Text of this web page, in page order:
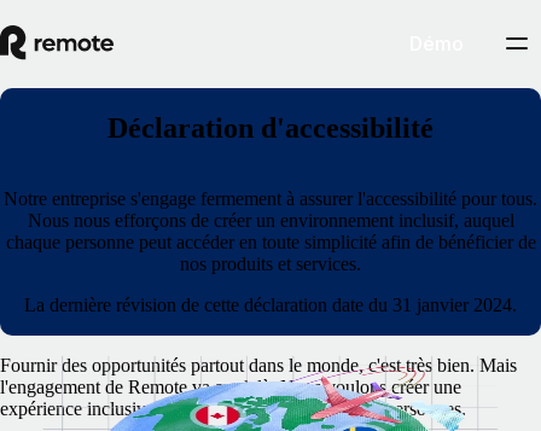
Déclaration d'accessibilité
Notre entreprise s'engage fermement à assurer l'accessibilité pour tous.
Nous nous efforçons de créer un environnement inclusif, auquel
chaque personne peut accéder en toute simplicité afin de bénéficier de
nos produits et services.
La dernière révision de cette déclaration date du 31 janvier 2024.
Fournir des opportunités partout dans le monde, c'est très bien. Mais
l'engagement de Remote va au-delà. Nous voulons créer une
expérience inclusive et accessible au maximum de personnes.